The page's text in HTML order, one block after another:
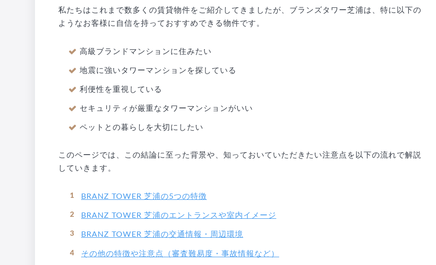
私たちはこれまで数多くの賃貸物件をご紹介してきましたが、ブランズタワー芝浦は、特に以下の
ようなお客様に自信を持っておすすめできる物件です。
高級ブランドマンションに住みたい
地震に強いタワーマンションを探している
利便性を重視している
セキュリティが厳重なタワーマンションがいい
ペットとの暮らしを大切にしたい
このページでは、この結論に至った背景や、知っておいていただきたい注意点を以下の流れで解説
していきます。
BRANZ TOWER 芝浦の5つの特徴
BRANZ TOWER 芝浦のエントランスや室内イメージ
BRANZ TOWER 芝浦の交通情報・周辺環境
その他の特徴や注意点（審査難易度・事故情報など）